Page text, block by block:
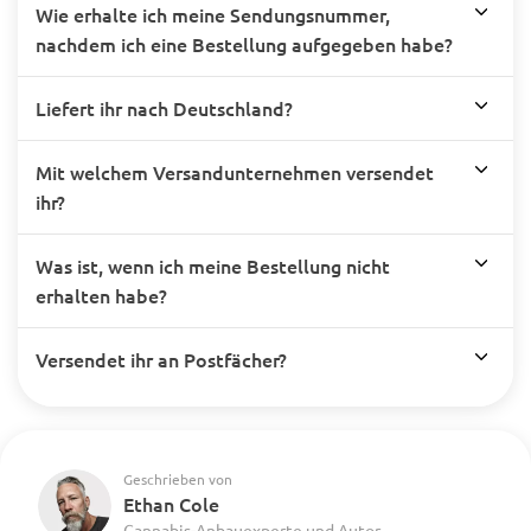
Wie erhalte ich meine Sendungsnummer,
nachdem ich eine Bestellung aufgegeben habe?
Liefert ihr nach Deutschland?
Mit welchem Versandunternehmen versendet
ihr?
Was ist, wenn ich meine Bestellung nicht
erhalten habe?
Versendet ihr an Postfächer?
Geschrieben von
Ethan Cole